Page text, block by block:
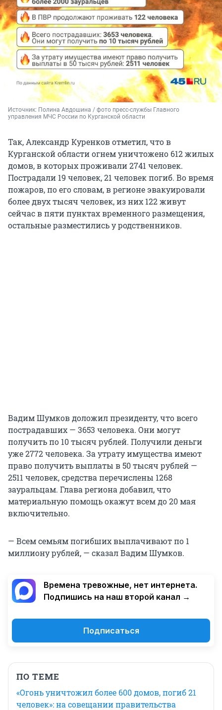
Источник: Полина Авдошина / фото пресс-службы Главного
управления МЧС России по Курганской области
Так, Александр Куренков отметил, что в
Курганской области огнем уничтожено 612 жилых
домов, в которых проживали 2741 человек.
Пострадали 19 человек, 21 человек погиб. Во время
пожаров, по его словам, в регионе эвакуировали
более двух тысяч человек, из них 122 живут
сейчас в пяти пунктах временного размещения,
остальные разместились у родственников.
Вадим Шумков доложил президенту, что всего
пострадавших — 3653 человека. Они могут
получить по 10 тысяч рублей. Получили деньги
уже 2772 человека. За утрату имущества имеют
право получить выплаты в 50 тысяч рублей —
2511 человек, средства перечислены 1268
зауральцам. Глава региона добавил, что
материальную помощь окажут всем до 20 мая
включительно.
— Всем семьям погибших выплачивают по 1
миллиону рублей, — сказал Вадим Шумков.
Времена тревожные, нет интернета.
Подпишись на наш второй канал →
Подписаться
ПО ТЕМЕ
«Огонь уничтожил более 600 домов, погиб 21
человек»: на совещании правительства